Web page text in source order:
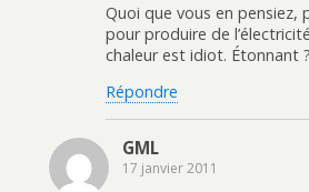
Quoi que vous en pensiez,
pour produire de
chaleur est idiot. Étonnant
Répondre
GML
17 janvier 2011